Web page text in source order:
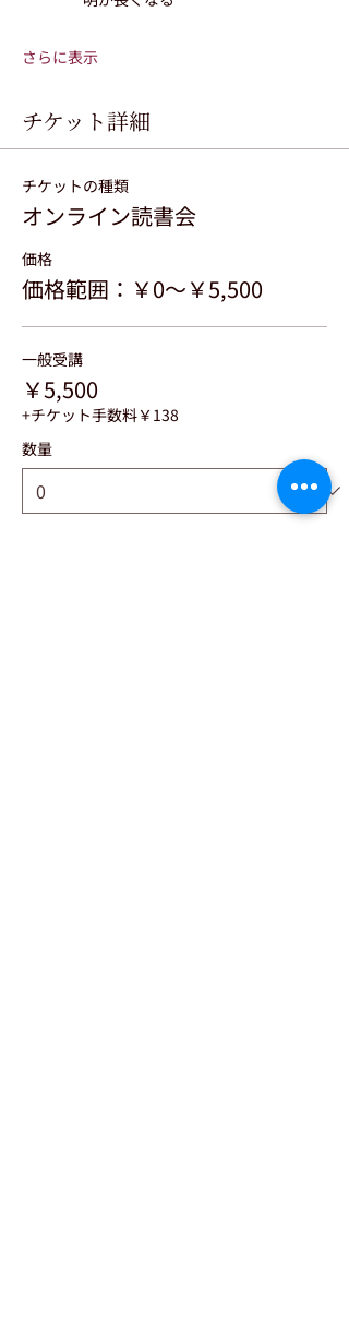
さらに表示
チケット詳細
チケットの種類
オンライン読書会
価格
価格範囲：￥0〜￥5,500
一般受講
￥5,500
+チケット手数料￥138
数量